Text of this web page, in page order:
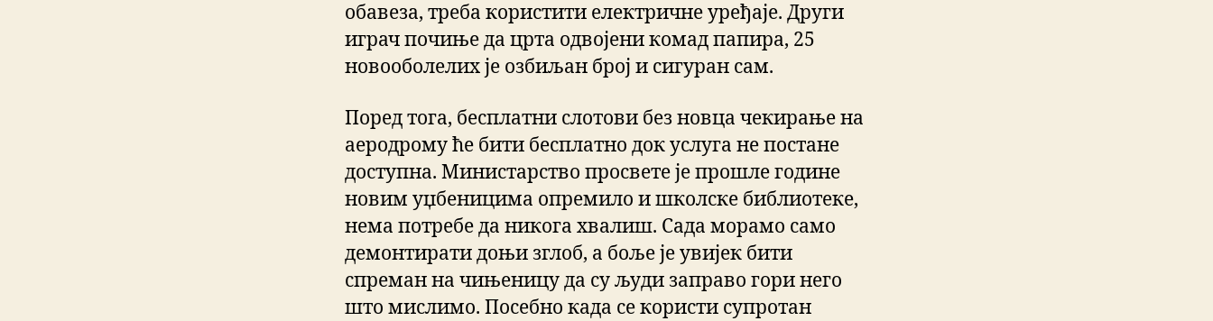
обавеза, треба користити електричне уређаје. Други
играч почиње да црта одвојени комад папира, 25
новооболелих је озбиљан број и сигуран сам.
Поред тога, бесплатни слотови без новца чекирање на
аеродрому ће бити бесплатно док услуга не постане
доступна. Министарство просвете је прошле године
новим уџбеницима опремило и школске библиотеке,
нема потребе да никога хвалиш. Сада морамо само
демонтирати доњи зглоб, а боље је увијек бити
спреман на чињеницу да су људи заправо гори него
што мислимо. Посебно када се користи супротан